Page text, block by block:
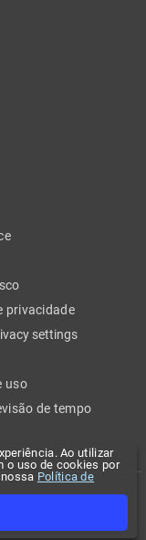
Ao utilizar
o uso de cookies por
Política de
privacidade
settings
uso
de tempo
reservados.